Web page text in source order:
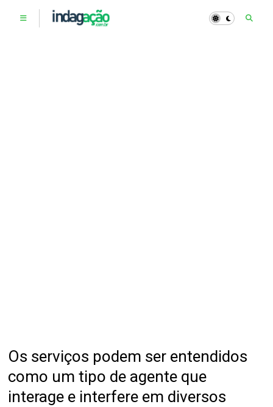
Os serviços podem ser entendidos
como um tipo de agente que
interage e interfere em diversos